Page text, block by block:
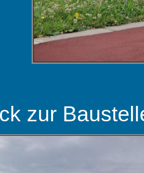
zur